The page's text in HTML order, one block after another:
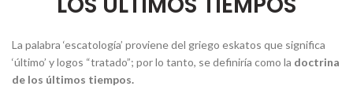
La palabra ‘escatología’ proviene del griego eskatos que significa
‘último’ y logos “tratado”; por lo tanto, se definiría como la doctrina
de los últimos tiempos.